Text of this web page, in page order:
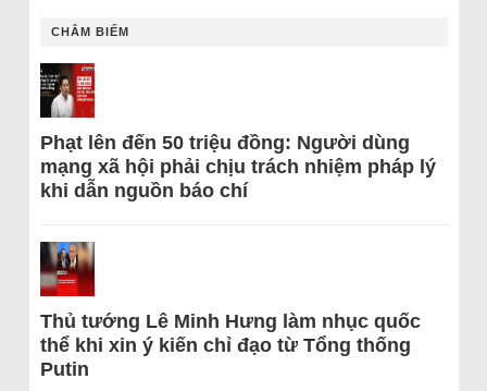
CHÂM BIẾM
Phạt lên đến 50 triệu đồng: Người dùng
mạng xã hội phải chịu trách nhiệm pháp lý
khi dẫn nguồn báo chí
Thủ tướng Lê Minh Hưng làm nhục quốc
thể khi xin ý kiến chỉ đạo từ Tổng thống
Putin